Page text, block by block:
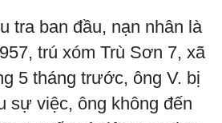
tra ban đầu, nạn nhân là
trú xóm Trù Sơn 7, xã
5 tháng trước, ông V. bị
sự việc, ông không đến